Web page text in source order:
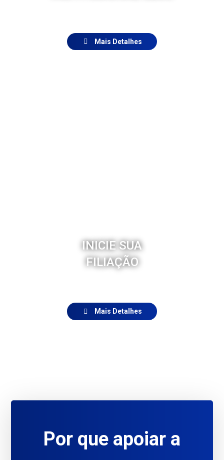
Mais Detalhes
INICIE SUA
FILIAÇÃO
Mais Detalhes
Por que apoiar a